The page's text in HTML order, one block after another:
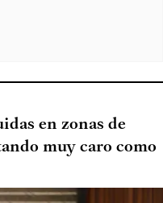
en zonas de
muy caro como